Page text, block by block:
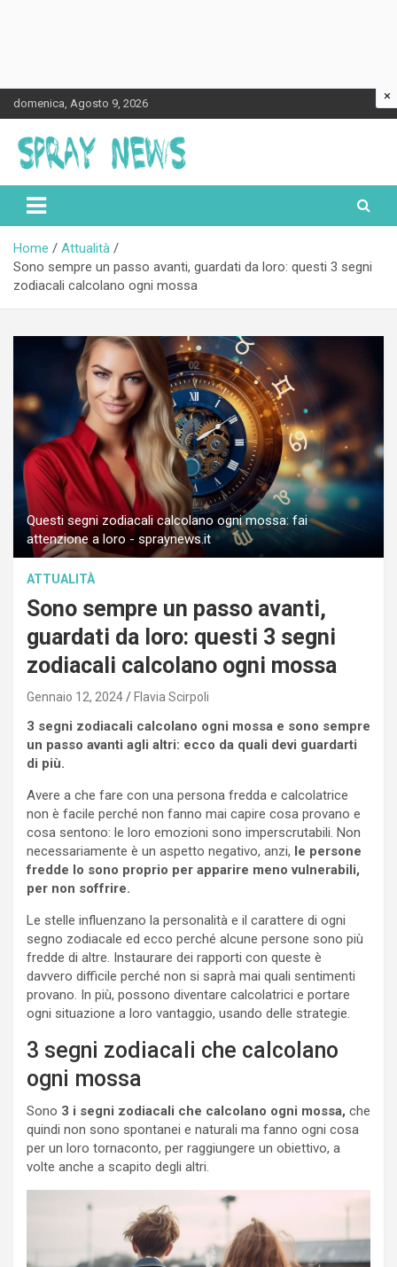
Skip
to
content
domenica, Agosto 9, 2026
Spraynews.it
Home
Attualità
Sono sempre un passo avanti, guardati da loro: questi 3 segni
zodiacali calcolano ogni mossa
Questi segni zodiacali calcolano ogni mossa: fai
attenzione a loro - spraynews.it
ATTUALITÀ
Sono sempre un passo avanti,
guardati da loro: questi 3 segni
zodiacali calcolano ogni mossa
Gennaio 12, 2024 Flavia Scirpoli
3 segni zodiacali calcolano ogni mossa e sono sempre
un passo avanti agli altri: ecco da quali devi guardarti
di più.
Avere a che fare con una persona fredda e calcolatrice
non è facile perché non fanno mai capire cosa provano e
cosa sentono: le loro emozioni sono imperscrutabili. Non
necessariamente è un aspetto negativo, anzi, le persone
fredde lo sono proprio per apparire meno vulnerabili,
per non soffrire.
Le stelle influenzano la personalità e il carattere di ogni
segno zodiacale ed ecco perché alcune persone sono più
fredde di altre. Instaurare dei rapporti con queste è
davvero difficile perché non si saprà mai quali sentimenti
provano. In più, possono diventare calcolatrici e portare
ogni situazione a loro vantaggio, usando delle strategie.
3 segni zodiacali che calcolano
ogni mossa
Sono 3 i segni zodiacali che calcolano ogni mossa, che
quindi non sono spontanei e naturali ma fanno ogni cosa
per un loro tornaconto, per raggiungere un obiettivo, a
volte anche a scapito degli altri.
×